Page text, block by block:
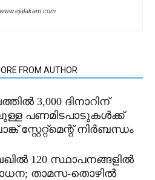
FROM AUTHOR
3,000 ദിനാറിന്
പണമിടപാടുകൾക്ക്
സ്റ്റേറ്റ്മെന്റ് നിർബന്ധം
120 സ്ഥാപനങ്ങളിൽ
താമസ-തൊഴിൽ